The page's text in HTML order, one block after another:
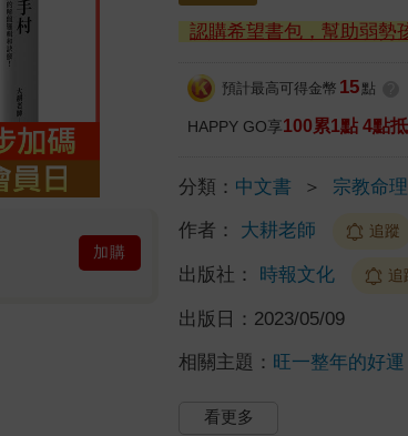
加購
認購希望書包，幫助弱勢
預計最高可得金幣 15 點
HAPPY GO享100累1點 4點
分類： 中文書 ＞ 宗教命理
作者： 大耕老師 追蹤
出版社： 時報文化 追
出版日： 2023/05/09
相關主題： 旺一整年的好運
看更多